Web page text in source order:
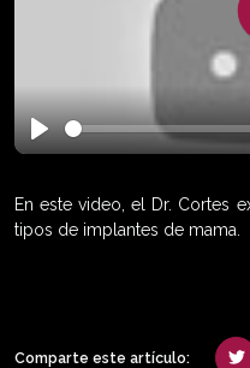
Play
En este video, el Dr. Cortes
tipos de implantes de mama.
Comparte este artículo: